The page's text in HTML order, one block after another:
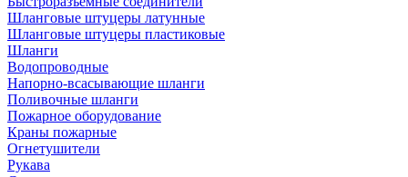
Шланговые штуцеры латунные
Шланговые штуцеры пластиковые
Шланги
Водопроводные
Напорно-всасывающие шланги
Поливочные шланги
Пожарное оборудование
Краны пожарные
Огнетушители
Рукава